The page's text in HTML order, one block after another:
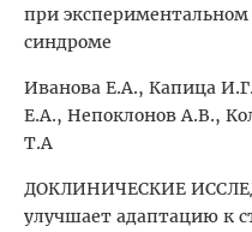
при
синдроме
Иванова Е.А., Капица
Е.А., Непоклонов А.В.,
Т.А
ДОКЛИНИЧЕСКИЕ
улучшает адаптацию к